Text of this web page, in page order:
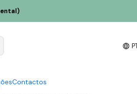
Contactos
& Co Porto